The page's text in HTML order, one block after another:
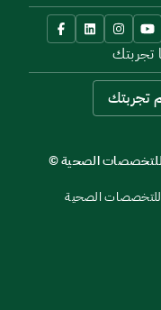
تجربتك
تجربتك
للتخصصات الصحية ©
للتخصصات الصحية